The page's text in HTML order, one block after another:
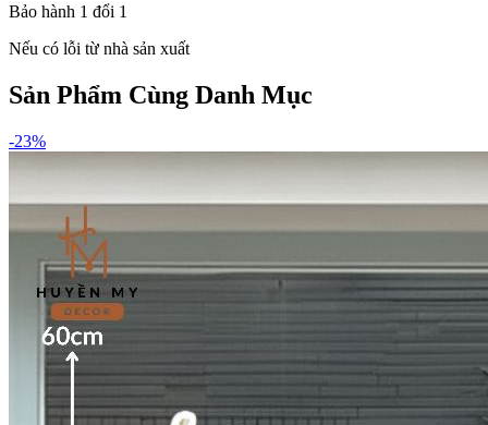
Bảo hành 1 đổi 1
Nếu có lỗi từ nhà sản xuất
Sản Phẩm Cùng Danh Mục
-23%